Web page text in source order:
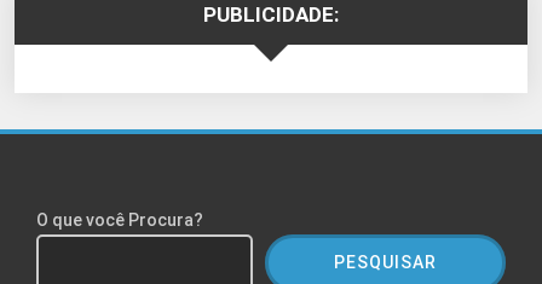
PUBLICIDADE:
O que você Procura?
PESQUISAR